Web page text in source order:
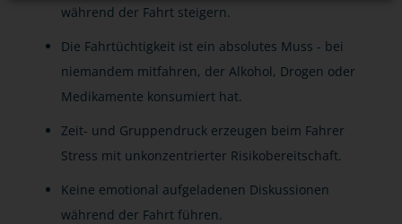
während der Fahrt steigern.
Die Fahrtüchtigkeit ist ein absolutes Muss - bei
niemandem mitfahren, der Alkohol, Drogen oder
Medikamente konsumiert hat.
Zeit- und Gruppendruck erzeugen beim Fahrer
Stress mit unkonzentrierter Risikobereitschaft.
Keine emotional aufgeladenen Diskussionen
während der Fahrt führen.